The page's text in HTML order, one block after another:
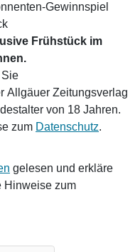
Gewinnspiel
Frühstück im
Sie
Allgäuer Zeitungsverlag
von 18 Jahren.
zum Datenschutz.
gelesen und erkläre
Hinweise zum